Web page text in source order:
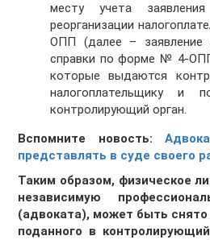
месту учета
реорганизации
ОПП (далее –
справки по форме № 4-
которые выдаются
налогоплательщику и
контролирующий орган.
Вспомните новость:
представлять в суде своего
Таким образом, физическое
независимую
(адвоката), может быть снято
поданного в